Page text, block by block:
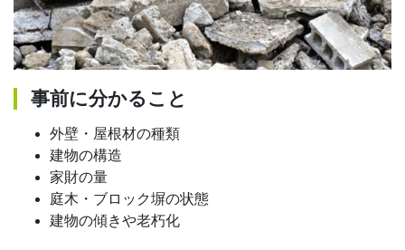
事前に分かること
外壁・屋根材の種類
建物の構造
家財の量
庭木・ブロック塀の状態
建物の傾きや老朽化